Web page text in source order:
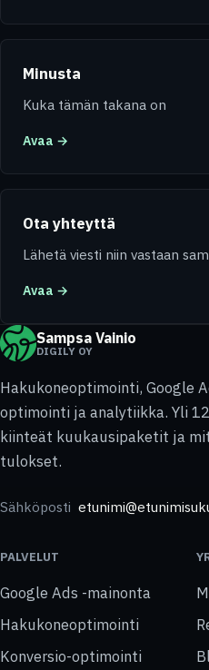
Minusta
Kuka tämän takana on
Avaa →
Ota yhteyttä
Lähetä viesti niin vastaan
Avaa →
Sampsa Vainio
DIGILY OY
Hakukoneoptimointi, Google
optimointi ja analytiikka. Yli
kiinteät kuukausipaketit ja
tulokset.
Sähköposti
PALVELUT
Google Ads -mainonta
Hakukoneoptimointi
Konversio-optimointi